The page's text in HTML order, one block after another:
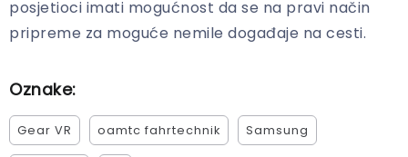
posjetioci imati mogućnost da se na pravi način
pripreme za moguće nemile događaje na cesti.
Oznake:
Gear VR oamtc fahrtechnik Samsung